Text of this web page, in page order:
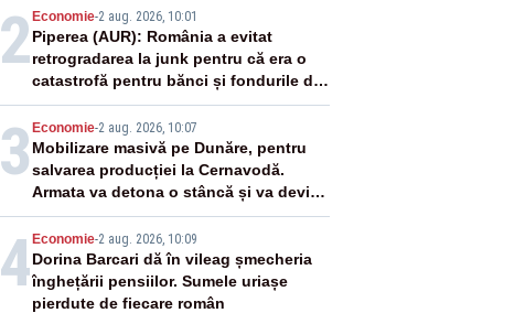
2 Economie-2 aug. 2026, 10:01
Piperea (AUR): România a evitat
retrogradarea la junk pentru că era o
catastrofă pentru bănci și fondurile de
pensii
3 Economie-2 aug. 2026, 10:07
Mobilizare masivă pe Dunăre, pentru
salvarea producției la Cernavodă.
Armata va detona o stâncă și va devia
apa fluviului - IMAGINI AERIENE
4 Economie-2 aug. 2026, 10:09
Dorina Barcari dă în vileag șmecheria
înghețării pensiilor. Sumele uriașe
pierdute de fiecare român